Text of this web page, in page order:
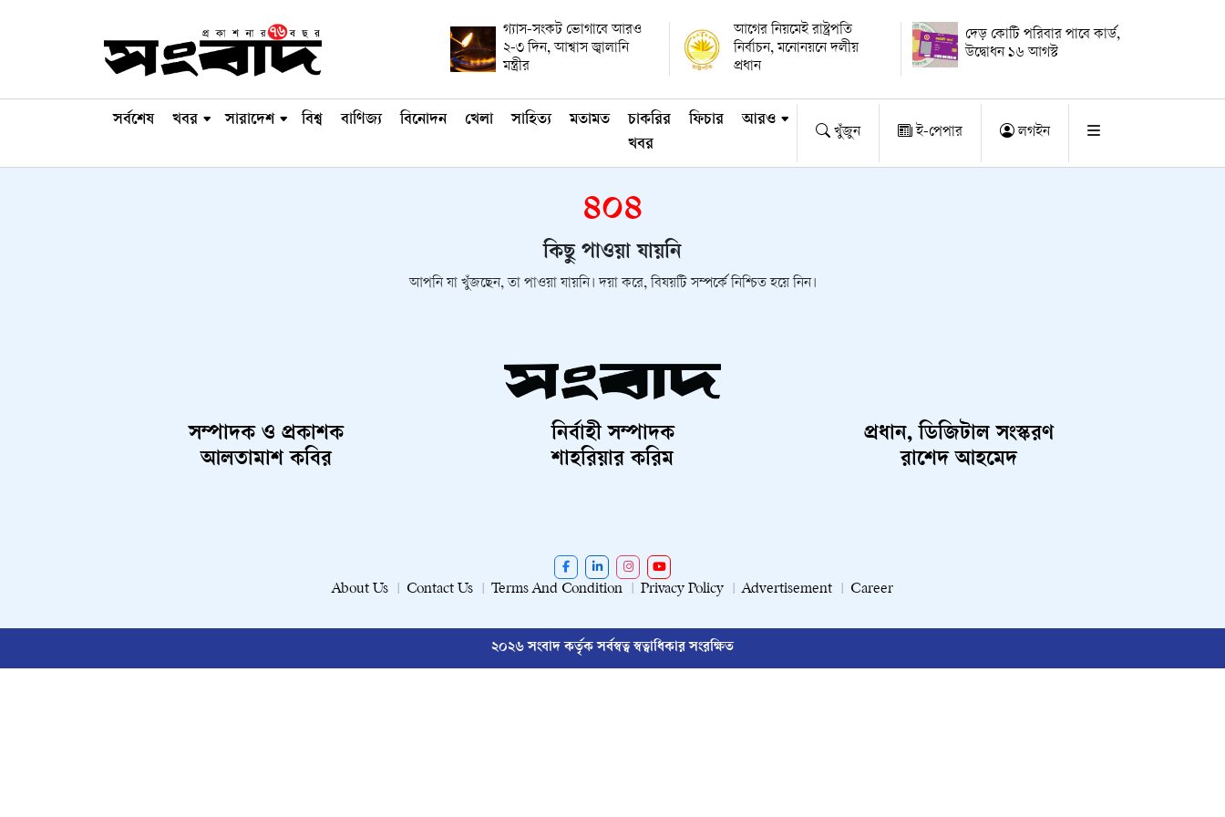
গ্যাস-সংকট ভোগাবে আরও
২-৩ দিন, আশ্বাস জ্বালানি
মন্ত্রীর
আগের নিয়মেই রাষ্ট্রপতি
নির্বাচন, মনোনয়নে দলীয়
প্রধান
দেড় কোটি পরিবার পাবে কার্ড,
উদ্বোধন ১৬ আগস্ট
সর্বশেষ খবর সারাদেশ বিশ্ব বাণিজ্য বিনোদন খেলা সাহিত্য মতামত
চাকরির
খবর
ফিচার আরও
খুঁজুন ই-পেপার লগইন
৪০৪
কিছু পাওয়া যায়নি
আপনি যা খুঁজছেন, তা পাওয়া যায়নি। দয়া করে, বিষয়টি সম্পর্কে নিশ্চিত হয়ে নিন।
সম্পাদক ও প্রকাশক
আলতামাশ কবির
নির্বাহী সম্পাদক
শাহরিয়ার করিম
প্রধান, ডিজিটাল সংস্করণ
রাশেদ আহমেদ
About Us Contact Us Terms And Condition Privacy Policy Advertisement Career
২০২৬ সংবাদ কর্তৃক সর্বস্বত্ব স্বত্বাধিকার সংরক্ষিত